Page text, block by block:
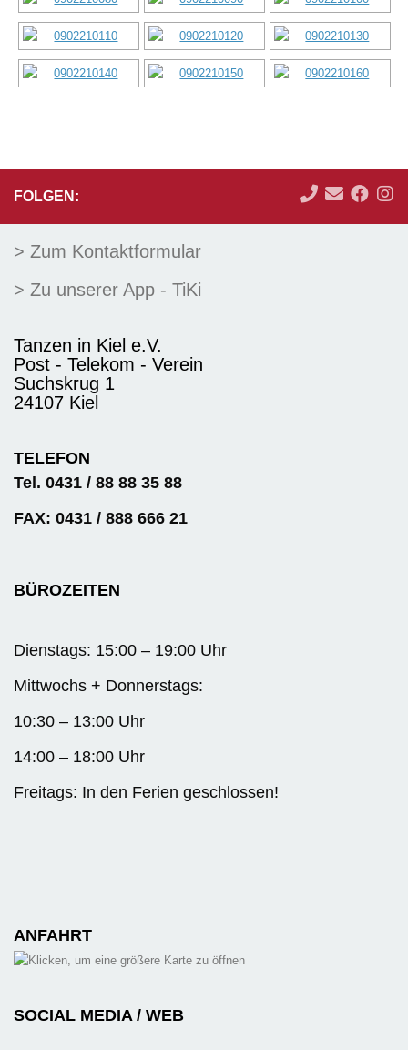
FOLGEN:
> Zum Kontaktformular
> Zu unserer App - TiKi
Tanzen in Kiel e.V.
Post - Telekom - Verein
Suchskrug 1
24107 Kiel
TELEFON
Tel. 0431 / 88 88 35 88
FAX: 0431 / 888 666 21
BÜROZEITEN
Dienstags: 15:00 – 19:00 Uhr
Mittwochs + Donnerstags:
10:30 – 13:00 Uhr
14:00 – 18:00 Uhr
Freitags: In den Ferien geschlossen!
ANFAHRT
SOCIAL MEDIA / WEB